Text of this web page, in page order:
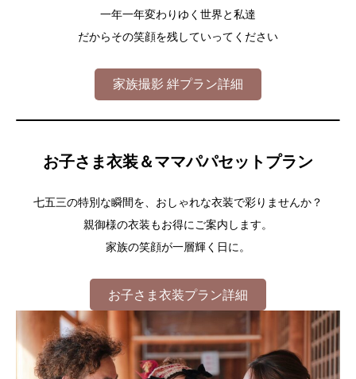
一年一年変わりゆく世界と私達
だからその笑顔を残していってください
家族撮影 絆プラン詳細
お子さま衣装＆ママパパセットプラン
七五三の特別な瞬間を、おしゃれな衣装で彩りませんか？
親御様の衣装もお得にご案内します。
家族の笑顔が一層輝く日に。
お子さま衣装プラン詳細